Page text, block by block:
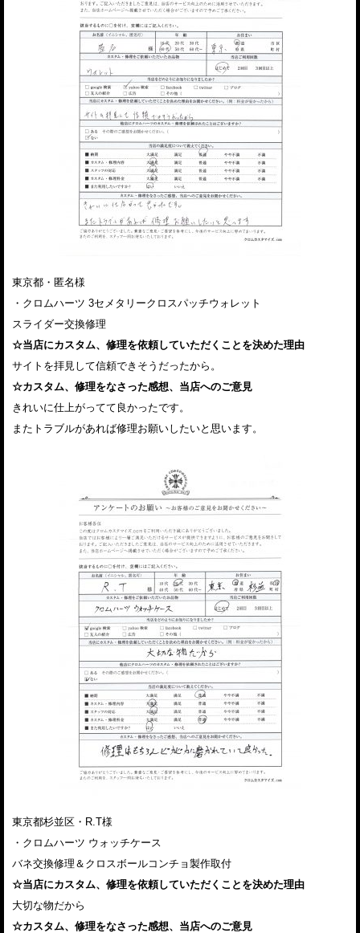
東京都・匿名様
・クロムハーツ 3セメタリークロスパッチウォレット
スライダー交換修理
☆当店にカスタム、修理を依頼していただくことを決めた理由
サイトを拝見して信頼できそうだったから。
☆カスタム、修理をなさった感想、当店へのご意見
きれいに仕上がってて良かったです。
またトラブルがあれば修理お願いしたいと思います。
東京都杉並区・R.T様
・クロムハーツ ウォッチケース
バネ交換修理＆クロスボールコンチョ製作取付
☆当店にカスタム、修理を依頼していただくことを決めた理由
大切な物だから
☆カスタム、修理をなさった感想、当店へのご意見